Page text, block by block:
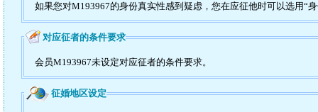
如果您对M193967的身份真实性感到疑虑，您在应征他时可以选用“
对应征者的条件要求
会员M193967未设定对应征者的条件要求。
征婚地区设定